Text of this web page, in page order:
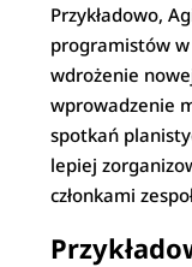
Przykładowo,
programistów
wdrożenie
wprowadzenie
spotkań
lepiej
członkami